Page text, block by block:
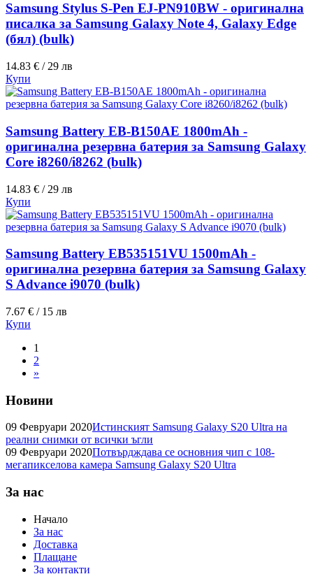
Samsung Stylus S-Pen EJ-PN910BW - оригинална
писалка за Samsung Galaxy Note 4, Galaxy Edge
(бял) (bulk)
14.83 € / 29 лв
Купи
Samsung Battery EB-B150AE 1800mAh -
оригинална резервна батерия за Samsung Galaxy
Core i8260/i8262 (bulk)
14.83 € / 29 лв
Купи
Samsung Battery EB535151VU 1500mAh -
оригинална резервна батерия за Samsung Galaxy
S Advance i9070 (bulk)
7.67 € / 15 лв
Купи
1
2
»
Новини
09 Февруари 2020Истинският Samsung Galaxy S20 Ultra на
реални снимки от всички ъгли
09 Февруари 2020Потвърдждава се основния чип с 108-
мегапикселова камера Samsung Galaxy S20 Ultra
За нас
Начало
За нас
Доставка
Плащане
За контакти